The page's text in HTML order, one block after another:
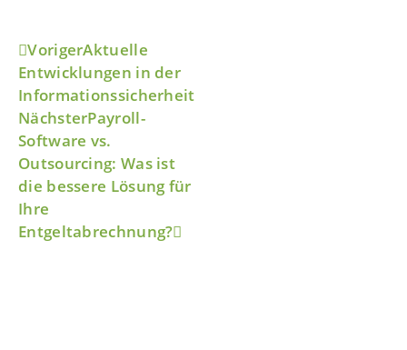
VorigerAktuelle
Entwicklungen in der
Informationssicherheit
NächsterPayroll-
Software vs.
Outsourcing: Was ist
die bessere Lösung für
Ihre
Entgeltabrechnung?